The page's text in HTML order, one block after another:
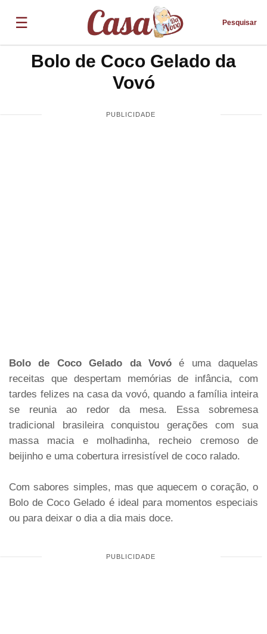
☰ Pesquisar
Bolo de Coco Gelado da
Vovó
Bolo de Coco Gelado da Vovóé uma daquelas
receitas que despertam memórias de infância, com
tardes felizes na casa da vovó, quando a família inteira
se reunia ao redor da mesa. Essa sobremesa
tradicional brasileira conquistou gerações com sua
massa macia e molhadinha, recheio cremoso de
beijinho e uma cobertura irresistível de coco ralado.
Com sabores simples, mas que aquecem o coração, o
Bolo de Coco Gelado é ideal para momentos especiais
ou para deixar o dia a dia mais doce.